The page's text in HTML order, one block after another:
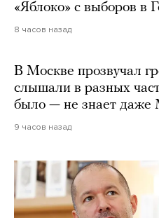
«Яблоко» с выборов в
8 часов назад
В Москве прозвучал
слышали в разных
было — не знает
9 часов назад